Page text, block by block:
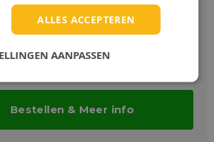
Shell Helix Ultra Professional
is goedgekeurd volgens
speciaal voor gebruik in
beschermt de roetfilters
Bestellen & Meer info
ALLES ACCEPTEREN
AANPASSEN